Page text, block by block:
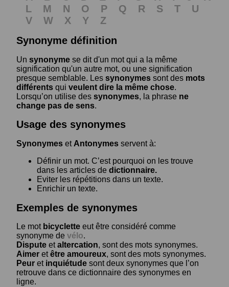
L
M N O P Q R S T
U
V
W X Y
Z
Synonyme définition
Un synonyme se dit d'un mot qui a la même
signification qu'un autre mot, ou une signification
presque semblable. Les synonymes sont des mots
différents qui veulent dire la même chose.
Lorsqu’on utilise des synonymes, la phrase ne
change pas de sens.
Usage des synonymes
Synonymes et Antonymes servent à:
Définir un mot. C’est pourquoi on les trouve
dans les articles de dictionnaire.
Eviter les répétitions dans un texte.
Enrichir un texte.
Exemples de synonymes
Le mot bicyclette eut être considéré comme
synonyme de vélo.
Dispute etaltercation, sont des mots synonymes.
Aimer etêtre amoureux, sont des mots synonymes.
Peur et inquiétude sont deux synonymes que l’on
retrouve dans ce dictionnaire des synonymes en
ligne.